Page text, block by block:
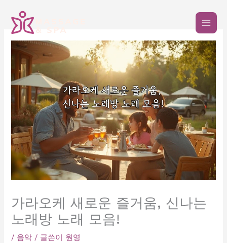
가라오케 새로운 즐거움, 신나는
노래방 노래 모음!
/ 음악 / 글쓴이 원영